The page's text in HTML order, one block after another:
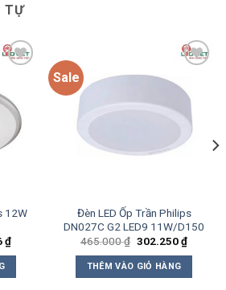
TỰ
to
wishlist
12W
₫Giá
hiện
432.426 ₫.
Sale
Add to
wishlist
Đèn LED Ốp Trần Philips
DN027C G2 LED9 11W/D150
465.000₫ Giá
là:
465.000 ₫.
302.250₫Giá
hiện
THÊM VÀO GIỎ HÀNG